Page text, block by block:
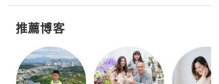
推薦博客